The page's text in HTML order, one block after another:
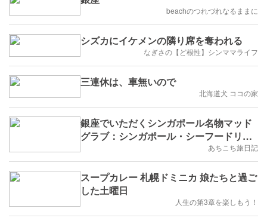
beachのつれづれなるままに
シズカにイケメンの隣り席を奪われる
なぎさの【ど根性】シンママライフ
三連休は、車無いので
北海道犬 ココの家
銀座でいただくシンガポール名物マッド
グラブ：シンガポール・シーフードリパ
あちこち旅日記
スープカレー 札幌ドミニカ 娘たちと過ご
した土曜日
人生の第3章を楽しもう！